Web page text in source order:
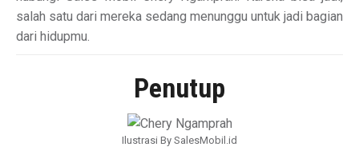
salah satu dari mereka sedang menunggu untuk jadi bagian
dari hidupmu.
Penutup
Ilustrasi By SalesMobil.id